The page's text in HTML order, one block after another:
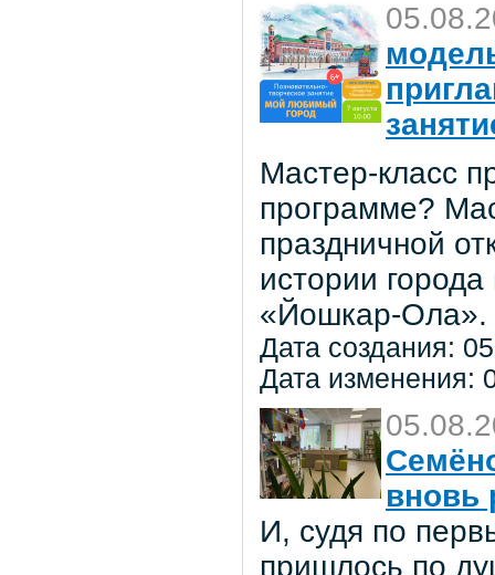
Мастер-класс
программе?
праздничной
истории
«Йошкар-Ола».
Дата создания:
Дата изменения:
вновь
И, судя по
пришлось по